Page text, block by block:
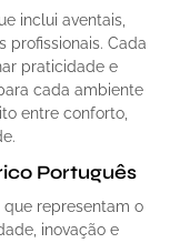
inclui aventais,
profissionais. Cada
praticidade e
cada ambiente
entre conforto,
Português
que representam o
inovação e